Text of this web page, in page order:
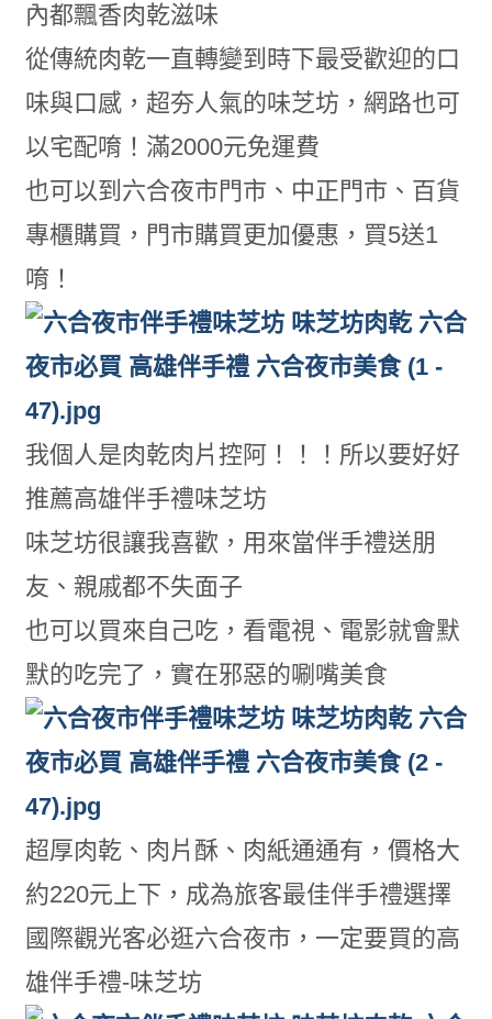
內都飄香肉乾滋味
從傳統肉乾一直轉變到時下最受歡迎的口
味與口感，超夯人氣的味芝坊，網路也可
以宅配唷！滿2000元免運費
也可以到六合夜市門市、中正門市、百貨
專櫃購買，門市購買更加優惠，買5送1
唷！
我個人是肉乾肉片控阿！！！所以要好好
推薦高雄伴手禮味芝坊
味芝坊很讓我喜歡，用來當伴手禮送朋
友、親戚都不失面子
也可以買來自己吃，看電視、電影就會默
默的吃完了，實在邪惡的唰嘴美食
超厚肉乾、肉片酥、肉紙通通有，價格大
約220元上下，成為旅客最佳伴手禮選擇
國際觀光客必逛六合夜市，一定要買的高
雄伴手禮-味芝坊